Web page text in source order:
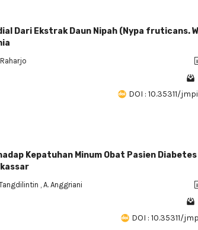
Dari Ekstrak Daun Nipah (Nypa fruticans.
DOI : 10.35311/
Kepatuhan Minum Obat Pasien
A. Anggriani
DOI : 10.35311/